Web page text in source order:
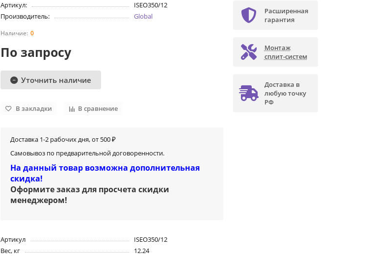
Артикул:
ISEO350/12
Производитель:
Global
0
По запросу
Уточнить наличие
В закладки В сравнение
Доставка 1-2 рабочих дня, от 500 ₽
Самовывоз по предварительной договоренности.
На данный товар возможна дополнительная
скидка!
Оформите заказ для просчета скидки
менеджером!
Артикул
ISEO350/12
Вес, кг
12.24
Расширенная
гарантия
Монтаж
сплит-систем
Доставка в
любую точку
РФ